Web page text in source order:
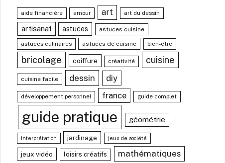
aide financière amour art art du dessin
artisanat astuces astuces cuisine
astuces culinaires astuces de cuisine bien-être
bricolage coiffure créativité cuisine
cuisine facile dessin diy
développement personnel france guide complet
guide pratique géométrie
interprétation jardinage jeux de société
jeux vidéo loisirs créatifs mathématiques